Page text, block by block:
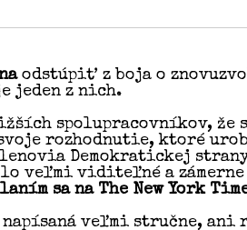
odstúpiť z boja o
jeden z nich.
spolupracovníkov, že
rozhodnutie, ktoré
Demokratickej
veľmi viditeľné a
sa na The New York
veľmi stručne, ani